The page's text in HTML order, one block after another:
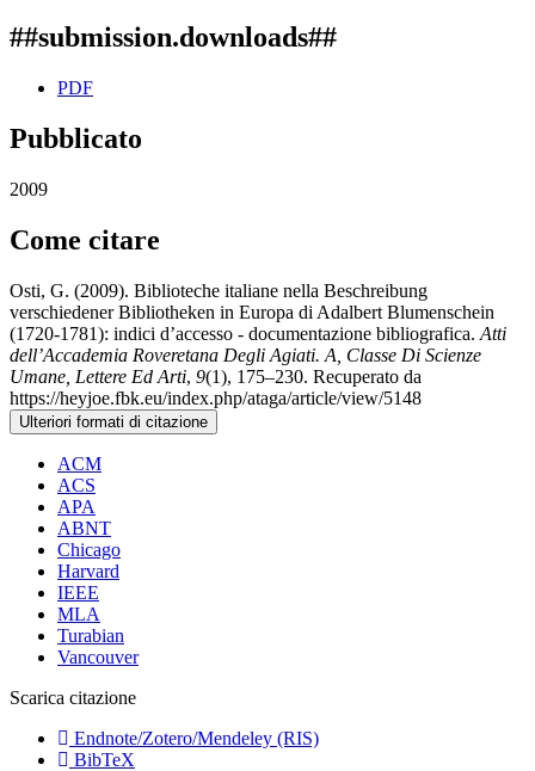
##submission.downloads##
PDF
Pubblicato
2009
Come citare
Osti, G. (2009). Biblioteche italiane nella Beschreibung
verschiedener Bibliotheken in Europa di Adalbert Blumenschein
(1720-1781): indici d’accesso - documentazione bibliografica. Atti
dell’Accademia Roveretana Degli Agiati. A, Classe Di Scienze
Umane, Lettere Ed Arti, 9(1), 175–230. Recuperato da
https://heyjoe.fbk.eu/index.php/ataga/article/view/5148
Ulteriori formati di citazione
ACM
ACS
APA
ABNT
Chicago
Harvard
IEEE
MLA
Turabian
Vancouver
Scarica citazione
Endnote/Zotero/Mendeley (RIS)
BibTeX